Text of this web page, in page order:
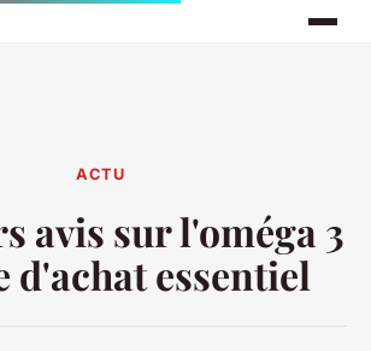
ACTU
avis sur l'oméga 3
d'achat essentiel